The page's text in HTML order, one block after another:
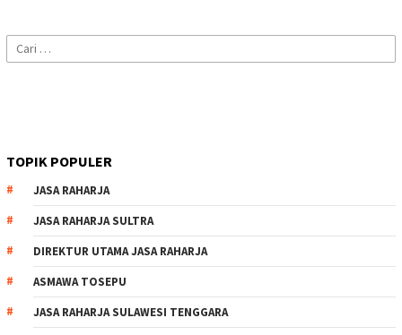
Cari
untuk:
TOPIK POPULER
JASA RAHARJA
JASA RAHARJA SULTRA
DIREKTUR UTAMA JASA RAHARJA
ASMAWA TOSEPU
JASA RAHARJA SULAWESI TENGGARA